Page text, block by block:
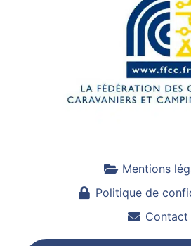
Mentions
Politique de
Contact